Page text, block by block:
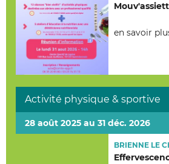
en savoir
Activité physique & sportive
28 août 2025 au 31 déc. 2026
BRIENNE LE